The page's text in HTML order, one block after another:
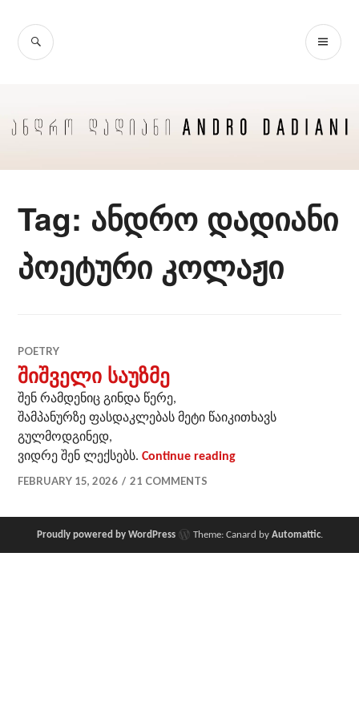
content
SEARCH
Tag: ანდრო დადიანი
პოეტური კოლაჟი
POETRY
შიშველი საუზმე
შენ რამდენიც გინდა წერე,
შამპანურზე ფასდაკლებას მეტი წაიკითხავს
გულმოდგინედ,
ვიდრე შენ ლექსებს.Continue readingშიშველი საუზმე
FEBRUARY 15, 2026
21 COMMENTS
Proudly powered by WordPress Theme: Canard by Automattic.